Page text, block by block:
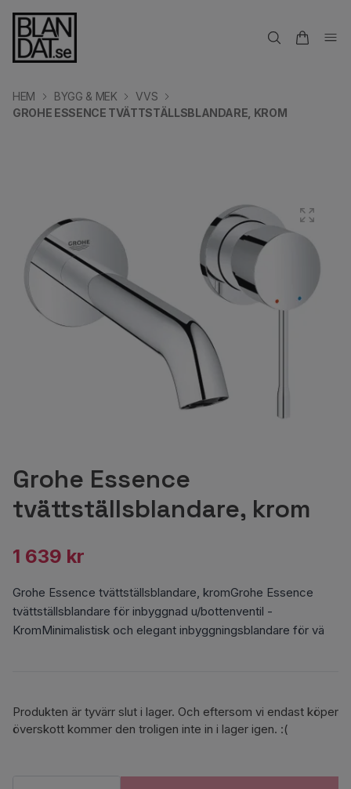
HEM BYGG & MEK
VVS
GROHE ESSENCE TVÄTTSTÄLLSBLANDARE, KROM
Grohe Essence
tvättställsblandare, krom
1 639 kr
Grohe Essence tvättställsblandare, kromGrohe Essence
tvättställsblandare för inbyggnad u/bottenventil -
KromMinimalistisk och elegant inbyggningsblandare för vä
Produkten är tyvärr slut i lager. Och eftersom vi endast köper
överskott kommer den troligen inte in i lager igen. :(